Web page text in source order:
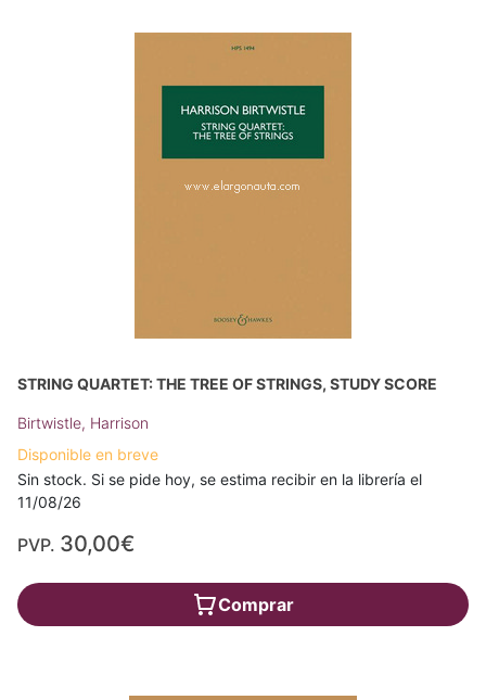
STRING QUARTET: THE TREE OF STRINGS, STUDY SCORE
Birtwistle, Harrison
Disponible en breve
Sin stock. Si se pide hoy, se estima recibir en la librería el
11/08/26
PVP. 30,00€
Comprar